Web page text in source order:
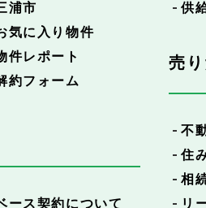
浦市
気に入り物件
件レポート
約フォーム
ース契約について
供
売
不
住
相
リ